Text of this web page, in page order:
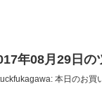
年08月29日の
本日のお